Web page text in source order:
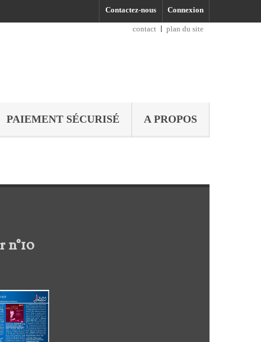
Connexion
Contactez-nous
contact
plan du site
PAIEMENT SÉCURISÉ A PROPOS
n°10